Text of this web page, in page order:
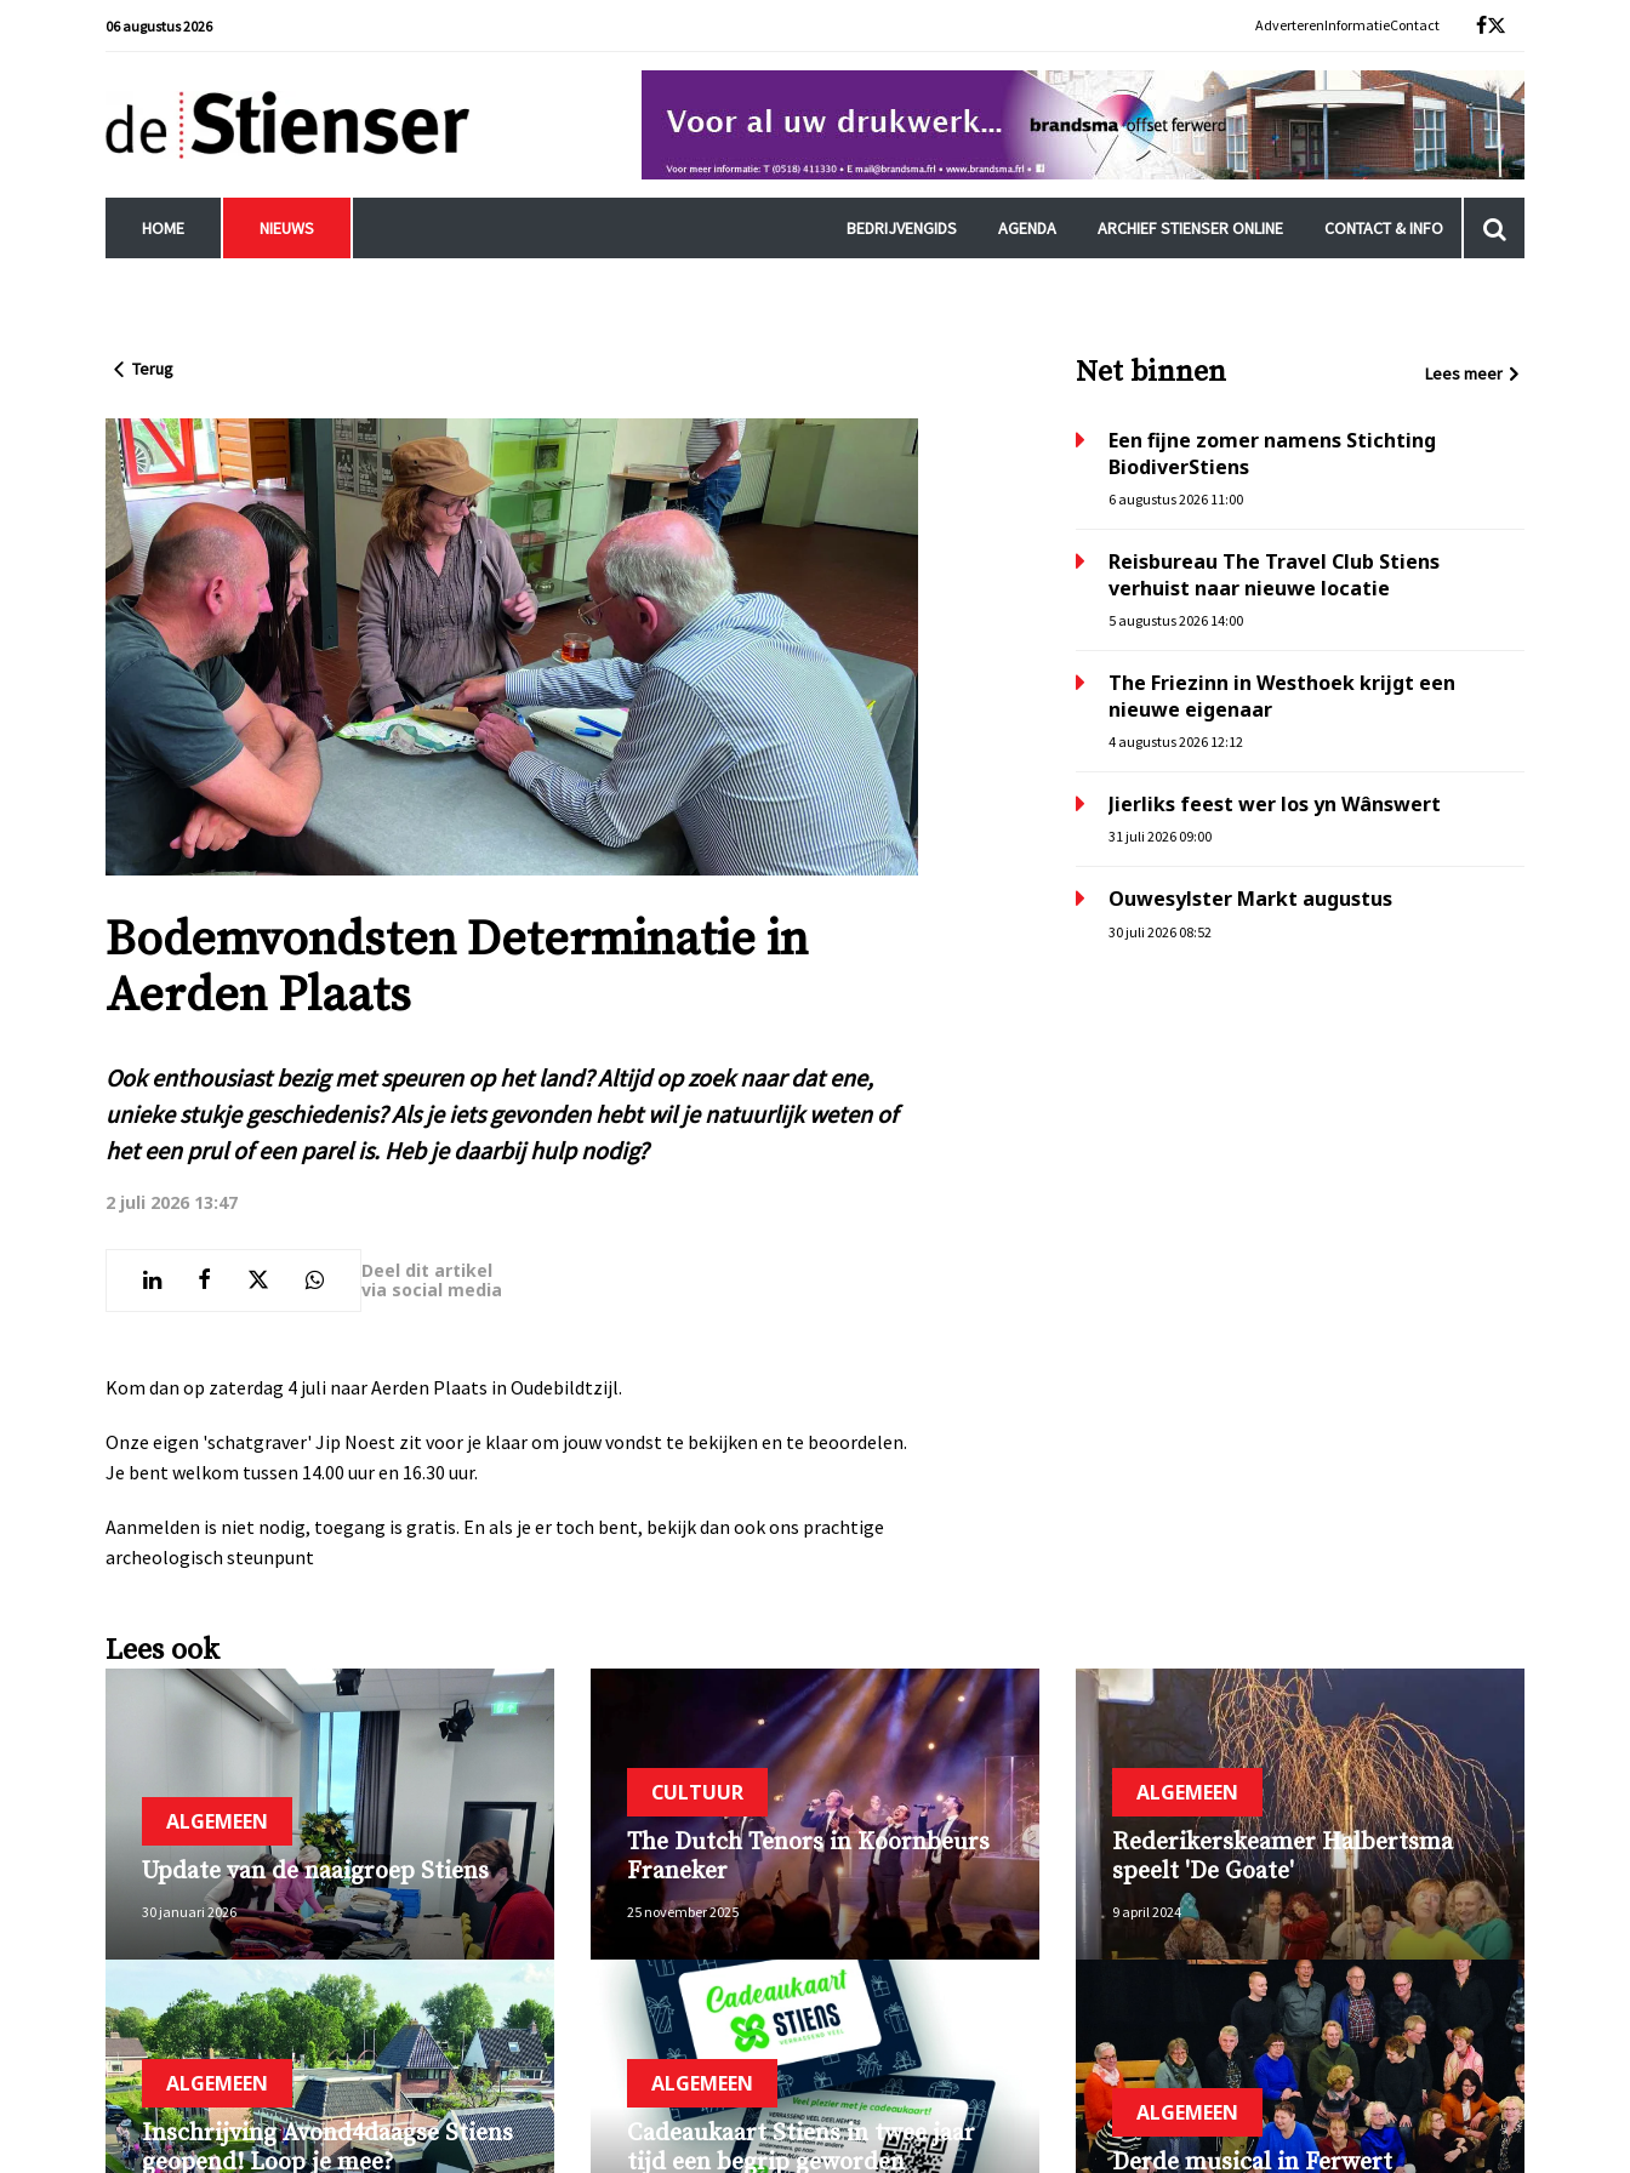
06 augustus 2026 AdverterenInformatieContact
HOME NIEUWS BEDRIJVENGIDS AGENDA ARCHIEF STIENSER ONLINE CONTACT & INFO
Terug
Bodemvondsten Determinatie in
Aerden Plaats
Ook enthousiast bezig met speuren op het land? Altijd op zoek naar dat ene,
unieke stukje geschiedenis? Als je iets gevonden hebt wil je natuurlijk weten of
het een prul of een parel is. Heb je daarbij hulp nodig?
2 juli 2026 13:47
Deel dit artikel
via social media
Kom dan op zaterdag 4 juli naar Aerden Plaats in Oudebildtzijl.
Onze eigen 'schatgraver' Jip Noest zit voor je klaar om jouw vondst te bekijken en te beoordelen.
Je bent welkom tussen 14.00 uur en 16.30 uur.
Aanmelden is niet nodig, toegang is gratis. En als je er toch bent, bekijk dan ook ons prachtige
archeologisch steunpunt
Net binnen Lees meer
Een fijne zomer namens Stichting
BiodiverStiens
6 augustus 2026 11:00
Reisbureau The Travel Club Stiens
verhuist naar nieuwe locatie
5 augustus 2026 14:00
The Friezinn in Westhoek krijgt een
nieuwe eigenaar
4 augustus 2026 12:12
Jierliks feest wer los yn Wânswert
31 juli 2026 09:00
Ouwesylster Markt augustus
30 juli 2026 08:52
Lees ook
ALGEMEEN
Update van de naaigroep Stiens
30 januari 2026
CULTUUR
The Dutch Tenors in Koornbeurs
Franeker
25 november 2025
ALGEMEEN
Rederikerskeamer Halbertsma
speelt 'De Goate'
9 april 2024
ALGEMEEN
Inschrijving Avond4daagse Stiens
geopend! Loop je mee?
ALGEMEEN
Cadeaukaart Stiens in twee jaar
tijd een begrip geworden
ALGEMEEN
Derde musical in Ferwert